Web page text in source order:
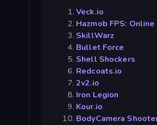
Veck.io
Hazmob FPS:
SkillWarz
Bullet Force
Shell Shockers
Redcoats.io
2v2.io
Iron Legion
Kour.io
BodyCamera